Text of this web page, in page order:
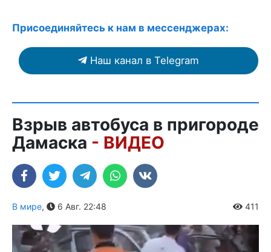
Присоединяйтесь к нам в мессенджерах:
Наш канал в Telegram
Взрыв автобуса в пригороде
Дамаска - ВИДЕО
В мире, 6 Авг. 22:48 411